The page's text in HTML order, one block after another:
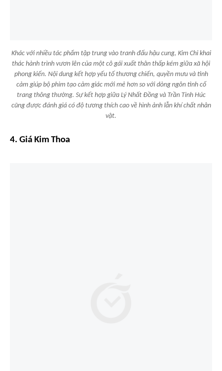
Khác với nhiều tác phẩm tập trung vào tranh đấu hậu cung, Kim Chi khai
thác hành trình vươn lên của một cô gái xuất thân thấp kém giữa xã hội
phong kiến. Nội dung kết hợp yếu tố thương chiến, quyền mưu và tình
cảm giúp bộ phim tạo cảm giác mới mẻ hơn so với dòng ngôn tình cổ
trang thông thường. Sự kết hợp giữa Lý Nhất Đồng và Trần Tinh Húc
cũng được đánh giá có độ tương thích cao về hình ảnh lẫn khí chất nhân
vật.
4. Giá Kim Thoa